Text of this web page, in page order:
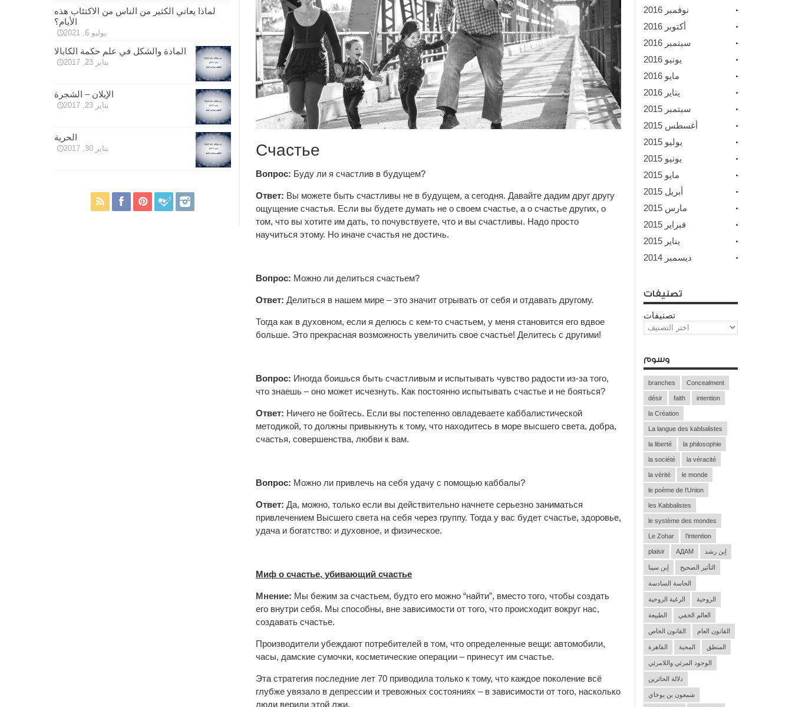
Счастье
Вопрос: Буду ли я счастлив в будущем?
Ответ: Вы можете быть счастливы не в будущем, а сегодня. Давайте дадим друг другу
ощущение счастья. Если вы будете думать не о своем счастье, а о счастье других, о
том, что вы хотите им дать, то почувствуете, что и вы счастливы. Надо просто
научиться этому. Но иначе счастья не достичь.
Вопрос: Можно ли делиться счастьем?
Ответ: Делиться в нашем мире – это значит отрывать от себя и отдавать другому.
Тогда как в духовном, если я делюсь с кем-то счастьем, у меня становится его вдвое
больше. Это прекрасная возможность увеличить свое счастье! Делитесь с другими!
Вопрос: Иногда боишься быть счастливым и испытывать чувство радости из-за того,
что знаешь – оно может исчезнуть. Как постоянно испытывать счастье и не бояться?
Ответ: Ничего не бойтесь. Если вы постепенно овладеваете каббалистической
методикой, то должны привыкнуть к тому, что находитесь в море высшего света, добра,
счастья, совершенства, любви к вам.
Вопрос: Можно ли привлечь на себя удачу с помощью каббалы?
Ответ: Да, можно, только если вы действительно начнете серьезно заниматься
привлечением Высшего света на себя через группу. Тогда у вас будет счастье, здоровье,
удача и богатство: и духовное, и физическое.
Миф о счастье, убивающий счастье
Мнение: Мы бежим за счастьем, будто его можно “найти”, вместо того, чтобы создать
его внутри себя. Мы способны, вне зависимости от того, что происходит вокруг нас,
создавать счастье.
Производители убеждают потребителей в том, что определенные вещи: автомобили,
часы, дамские сумочки, косметические операции – принесут им счастье.
Эта стратегия последние лет 70 приводила только к тому, что каждое поколение всё
глубже увязало в депрессии и тревожных состояниях – в зависимости от того, насколько
люди верили этой лжи.
نوفمبر 2016
أكتوبر 2016
سبتمبر 2016
يونيو 2016
مايو 2016
يناير 2016
سبتمبر 2015
أغسطس 2015
يوليو 2015
يونيو 2015
مايو 2015
أبريل 2015
مارس 2015
فبراير 2015
يناير 2015
ديسمبر 2014
تصنيفات
تصنيفات
وسوم
branches Concealment
désir faith intention
la Création
La langue des kabbalistes
la liberté la philosophie
la société la véracité
la vérité le monde
le poème de l’Union
les Kabbalistes
le système des mondes
Le Zohar l’intention
plaisir АДАМ إبن رشد
إبن سينا التأثير الصحيح
الحاسة السادسة
الرغبة الروحية الروحية
الطبيعة العالم الخفي
القانون الخاص القانون العام
القاهرة المحبة المنطق
الوجود المرئي واللامرئي
دلالة الحائرين
شمعون بن يوخاي
لماذا يعاني الكثير من الناس من الاكتئاب هذه
الأيام؟
يوليو 6, 2021
المادة والشكل في علم حكمة الكابالا
يناير 23, 2017
الإيلان – الشجرة
يناير 23, 2017
الحرية
يناير 30, 2017